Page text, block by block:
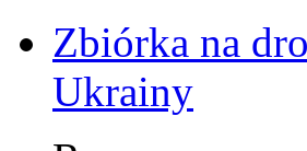
Zbiórka na
Ukrainy